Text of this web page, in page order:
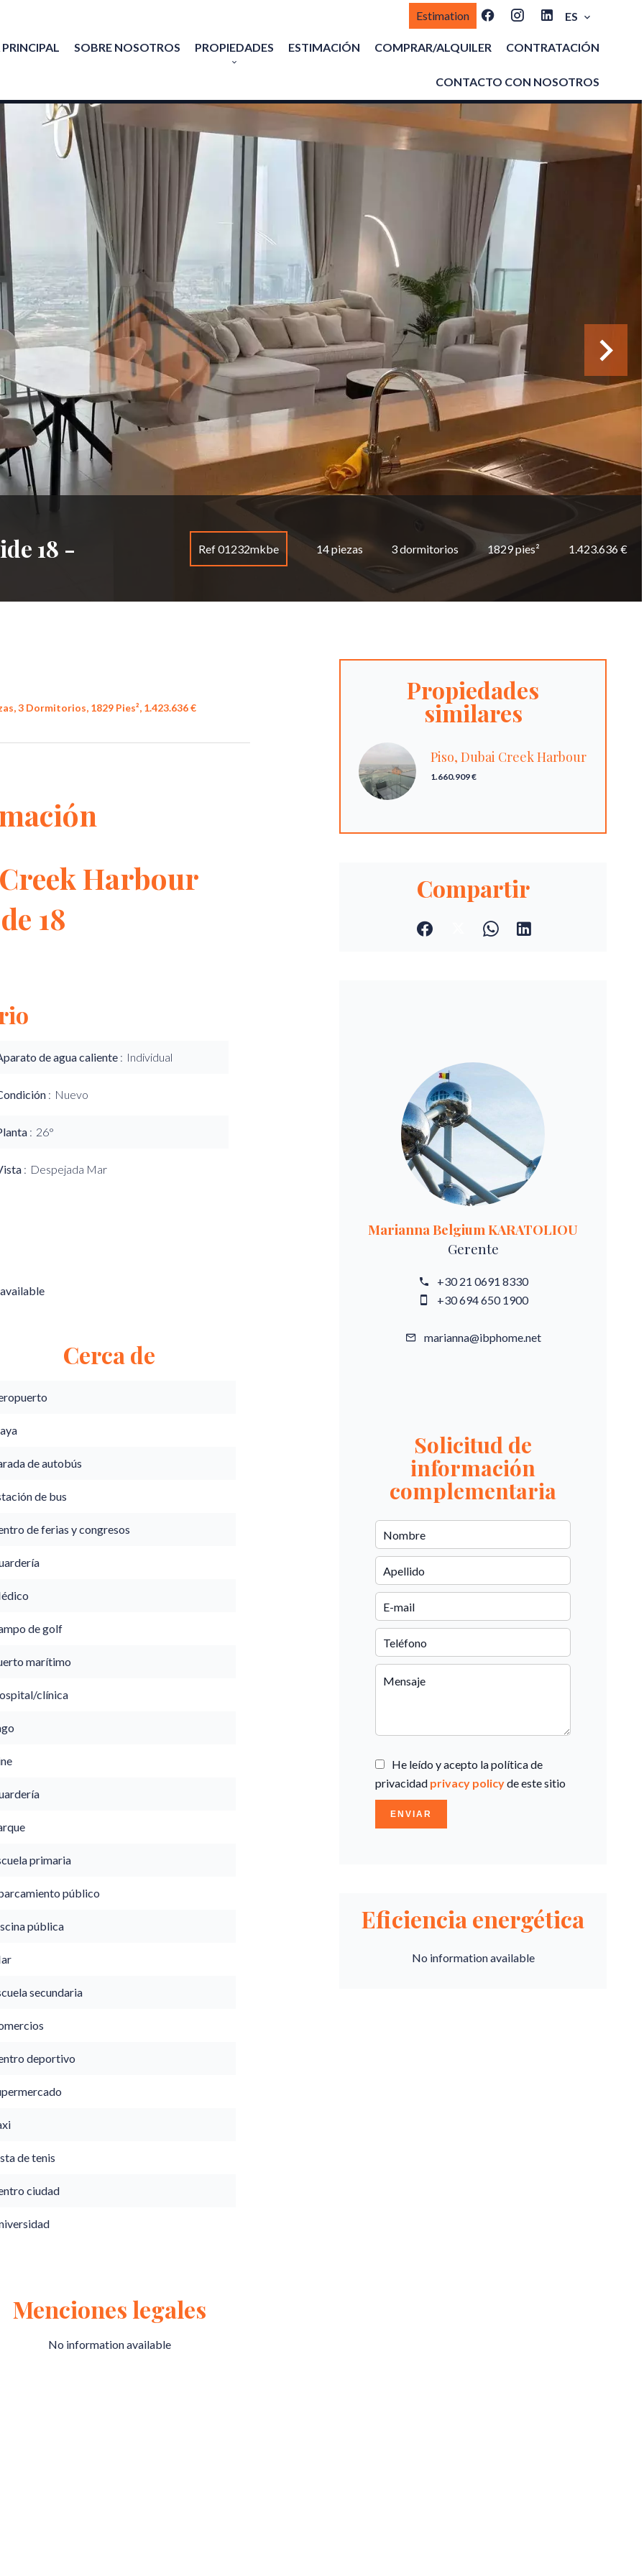
Estimation ES
SOBRE NOSOTROS PROPIEDADES ESTIMACIÓN COMPRAR/ALQUILER CONTRATACIÓN
CONTACTO CON NOSOTROS
18 -
Ref 01232mkbe 14 piezas 3 dormitorios 1829 pies² 1.423.636 €
3 Dormitorios, 1829 Pies², 1.423.636 €
Harbour
18
de agua caliente Individual
Nuevo
26°
Despejada Mar
Cerca de
de autobús
de bus
de ferias y congresos
de golf
marítimo
clínica
primaria
público
pública
secundaria
deportivo
de tenis
ciudad
Menciones legales
No information available
Propiedades
similares
Piso, Dubai Creek Harbour
1.660.909 €
Compartir
Marianna Belgium KARATOLIOU
Gerente
+30 21 0691 8330
+30 694 650 1900
marianna@ibphome.net
Solicitud de
información
complementaria
He leído y acepto la política de
privacidad privacy policyde este sitio
ENVIAR
Eficiencia energética
No information available